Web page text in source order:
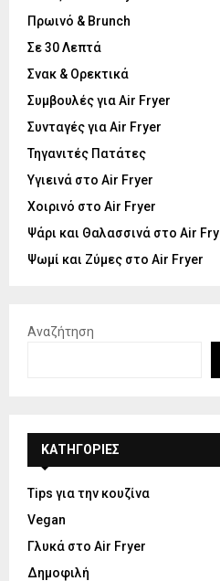
Πρωινό & Brunch
Σε 30 Λεπτά
Σνακ & Ορεκτικά
Συμβουλές για Air Fryer
Συνταγές για Air Fryer
Τηγανιτές Πατάτες
Υγιεινά στο Air Fryer
Χοιρινό στο Air Fryer
Ψάρι και Θαλασσινά στο Air
Ψωμί και Ζύμες στο Air Fryer
Αναζήτηση
KΑΤΗΓΟΡΊΕΣ
Tips για την κουζίνα
Vegan
Γλυκά στο Air Fryer
Δημοφιλή